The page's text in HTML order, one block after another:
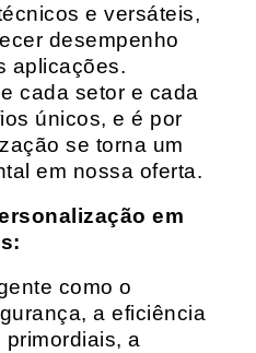
e versáteis,
desempenho
aplicações.
cada setor e cada
únicos, e é por
se torna um
em nossa oferta.
em
como o
a eficiência
a